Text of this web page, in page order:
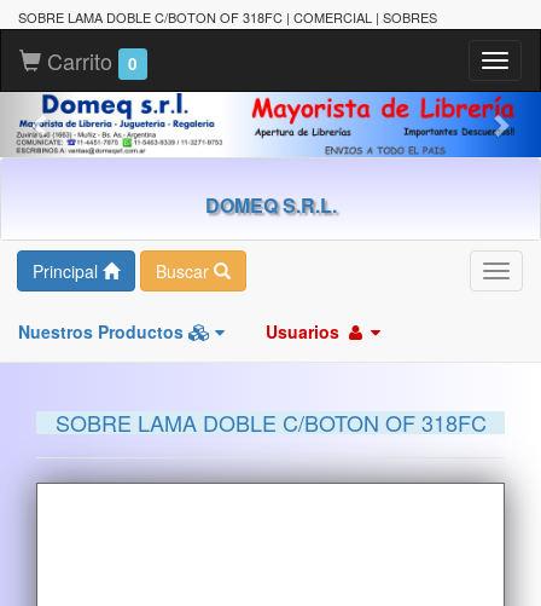
SOBRE LAMA DOBLE C/BOTON OF 318FC | COMERCIAL | SOBRES
Carrito 0
DOMEQ S.R.L.
Principal Buscar
Nuestros Productos Usuarios
SOBRE LAMA DOBLE C/BOTON OF 318FC